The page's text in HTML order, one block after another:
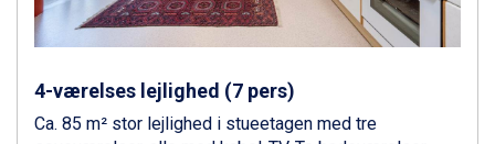
Arabba fra DKK 7.045
La Thuile fra DKK 4.595
Cervinia fra DKK 5.295
Sölden fra DKK 8.445
Bad Hofgastein fra DKK 5.495
4-værelses lejlighed (7 pers)
Ca. 85 m² stor lejlighed i stueetagen med tre